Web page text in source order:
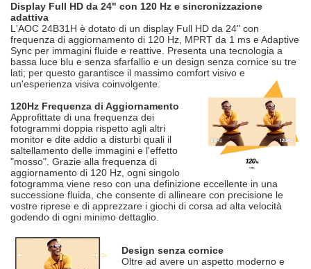
Display Full HD da 24" con 120 Hz e sincronizzazione
adattiva
L'AOC 24B31H è dotato di un display Full HD da 24" con
frequenza di aggiornamento di 120 Hz, MPRT da 1 ms e Adaptive
Sync per immagini fluide e reattive. Presenta una tecnologia a
bassa luce blu e senza sfarfallio e un design senza cornice su tre
lati; per questo garantisce il massimo comfort visivo e
un'esperienza visiva coinvolgente.
120Hz Frequenza di Aggiornamento
Approfittate di una frequenza dei
fotogrammi doppia rispetto agli altri
monitor e dite addio a disturbi quali il
saltellamento delle immagini e l'effetto
"mosso". Grazie alla frequenza di
aggiornamento di 120 Hz, ogni singolo
fotogramma viene reso con una definizione eccellente in una
successione fluida, che consente di allineare con precisione le
vostre riprese e di apprezzare i giochi di corsa ad alta velocità
godendo di ogni minimo dettaglio.
Design senza cornice
Oltre ad avere un aspetto moderno e